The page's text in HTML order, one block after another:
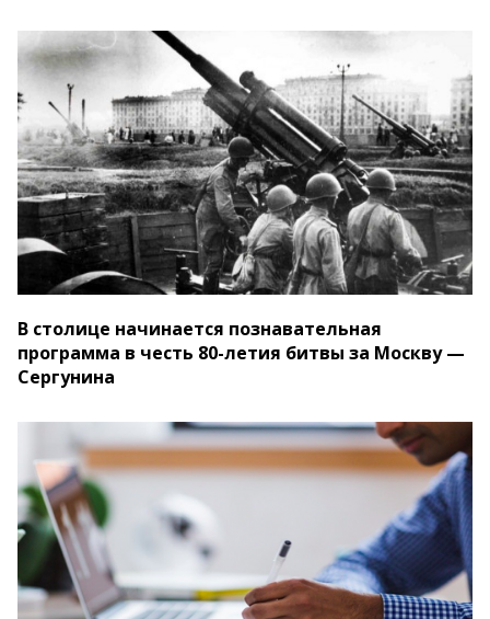
В столице начинается познавательная
программа в честь 80-летия битвы за Москву —
Сергунина